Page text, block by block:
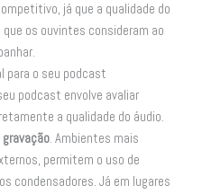
já que a qualidade do
os ouvintes consideram ao
para o seu podcast
podcast envolve avaliar
a qualidade do áudio.
. Ambientes mais
permitem o uso de
condensadores. Já em lugares